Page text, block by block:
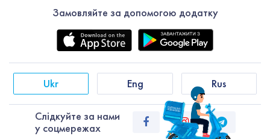
Замовляйте за допомогою додатку
Слiдкуйте за нами
у соцмережах
Ukr Eng Rus